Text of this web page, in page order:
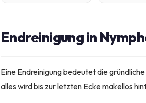
Endreinigung in
Eine Endreinigung bedeutet die
alles wird bis zur letzten Ecke makellos